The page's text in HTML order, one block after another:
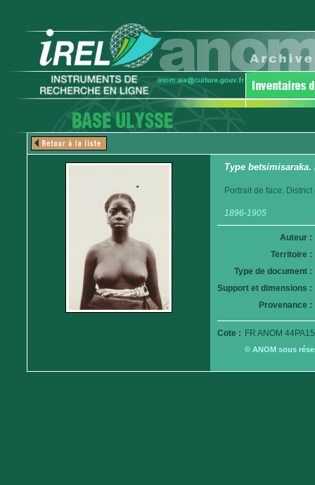
Type
Portrait de face.
1896-1905
Auteur :
Territoire :
Type de document :
Support et dimensions :
Provenance :
Cote : FR ANOM
© ANOM sous